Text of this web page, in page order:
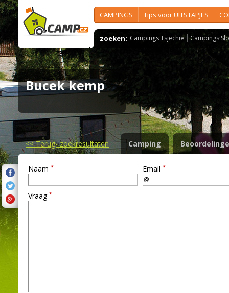
CAMPINGS Tips voor UITSTAPJES
zoeken: Campings Tsjechië Campings
Bucek kemp
<<Terug- zoekresultaten Camping
Naam * Email *
Vraag *